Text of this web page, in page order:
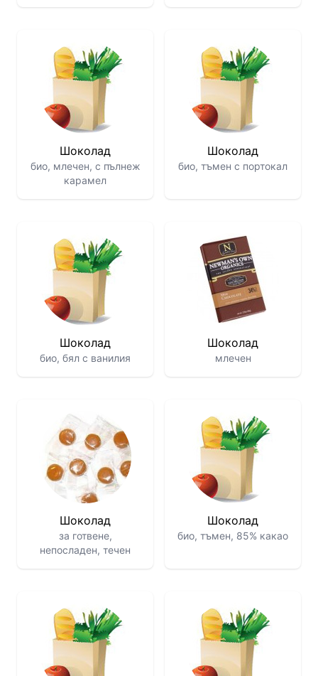
Шоколад
био, млечен, с пълнеж
карамел
Шоколад
био, тъмен с портокал
Шоколад
био, бял с ванилия
Шоколад
млечен
Шоколад
за готвене,
непосладен, течен
Шоколад
био, тъмен, 85% какао